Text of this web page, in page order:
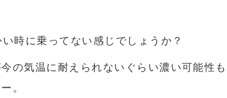
時に乗ってない感じでしょうか？
の気温に耐えられないぐらい濃い可能性も
。